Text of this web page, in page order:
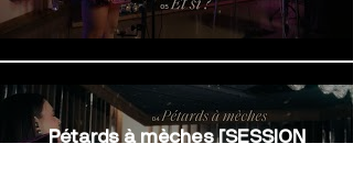
Pétards à mèches [SESSION